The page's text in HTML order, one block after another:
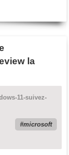
la
11-suivez-
microsoft